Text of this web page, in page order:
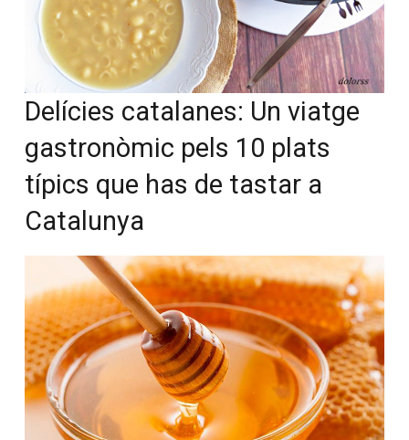
Delícies catalanes: Un viatge
gastronòmic pels 10 plats
típics que has de tastar a
Catalunya
Vols col·laborar a
Converses a Catalunya?
Et convidem a participar i